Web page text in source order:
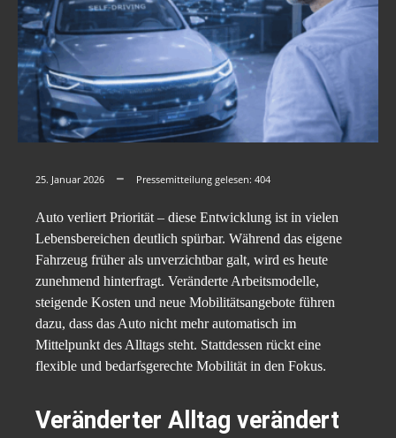
25. Januar 2026 Pressemitteilung gelesen: 404
Auto verliert Priorität – diese Entwicklung ist in vielen
Lebensbereichen deutlich spürbar. Während das eigene
Fahrzeug früher als unverzichtbar galt, wird es heute
zunehmend hinterfragt. Veränderte Arbeitsmodelle,
steigende Kosten und neue Mobilitätsangebote führen
dazu, dass das Auto nicht mehr automatisch im
Mittelpunkt des Alltags steht. Stattdessen rückt eine
flexible und bedarfsgerechte Mobilität in den Fokus.
Veränderter Alltag verändert